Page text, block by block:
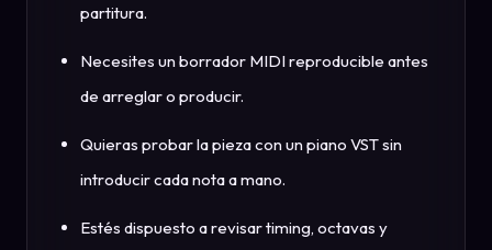
partitura.
Necesites un borrador MIDI reproducible antes
de arreglar o producir.
Quieras probar la pieza con un piano VST sin
introducir cada nota a mano.
Estés dispuesto a revisar timing, octavas y